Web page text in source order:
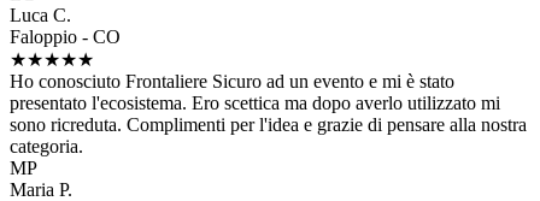
Luca C.
Faloppio - CO
★★★★★
Ho conosciuto Frontaliere Sicuro ad un evento e mi è stato
presentato l'ecosistema. Ero scettica ma dopo averlo utilizzato mi
sono ricreduta. Complimenti per l'idea e grazie di pensare alla nostra
categoria.
MP
Maria P.